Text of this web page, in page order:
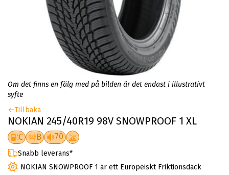
Om det finns en fälg med på bilden är det endast i illustrativt
syfte
Tillbaka
NOKIAN 245/40R19 98V SNOWPROOF 1 XL
C B 70
Snabb leverans*
NOKIAN SNOWPROOF 1 är ett Europeiskt Friktionsdäck